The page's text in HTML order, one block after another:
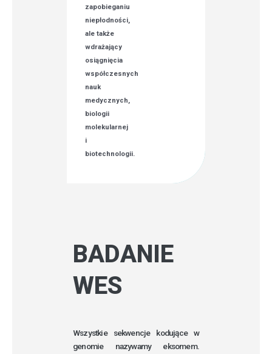
zapobieganiu
niepłodności,
ale także
wdrażający
osiągnięcia
współczesnych
nauk
medycznych,
biologii
molekularnej
i
biotechnologii.
BADANIE
WES
Wszystkie sekwencje kodujące w
genomie nazywamy eksomem.